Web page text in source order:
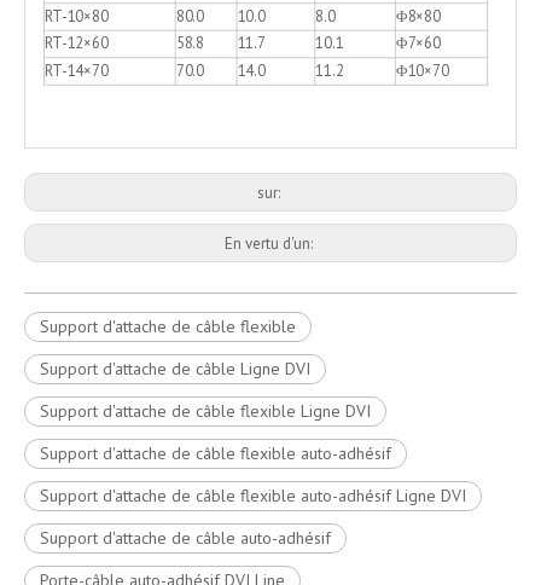
RT-10×80
80.0 10.0 8.0
Φ8×80
RT-12×60
58.8 11.7 10.1
Φ7×60
RT-14×70
70.0 14.0 11.2 Φ10×70
sur:
En vertu d'un:
Support d'attache de câble flexible
Support d'attache de câble Ligne DVI
Support d'attache de câble flexible Ligne DVI
Support d'attache de câble flexible auto-adhésif
Support d'attache de câble flexible auto-adhésif Ligne DVI
Support d'attache de câble auto-adhésif
Porte-câble auto-adhésif DVI Line